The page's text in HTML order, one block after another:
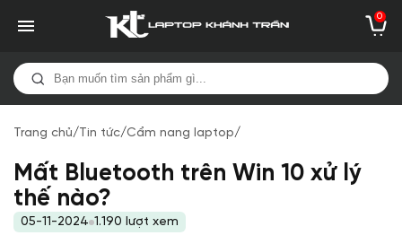
0
Trang chủ/Tin tức/Cẩm nang laptop/
Mất Bluetooth trên Win 10 xử lý
thế nào?
05-11-2024 1.190 lượt xem